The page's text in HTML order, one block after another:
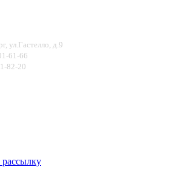
ул.Гастелло, д.9
61-66
82-20
рассылку